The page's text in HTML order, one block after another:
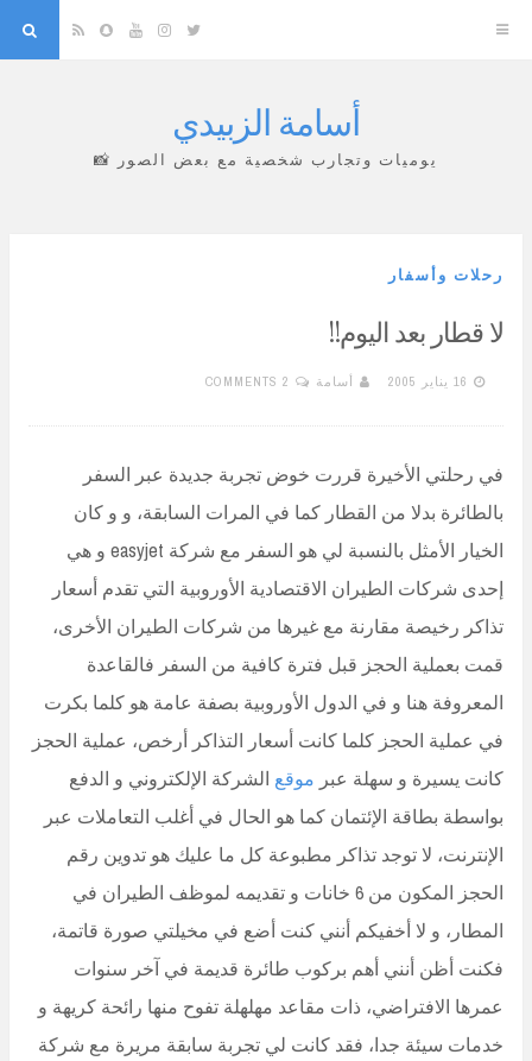
Twitter
Instagram
YouTube
Snapchat
RSS
أسامة الزبيدي
يوميات وتجارب شخصية مع بعض الصور 📸
رحلات وأسفار
لا قطار بعد اليوم!!
16 يناير 2005 أسامة 2 COMMENTS
في رحلتي الأخيرة قررت خوض تجربة جديدة عبر السفر
بالطائرة بدلا من القطار كما في المرات السابقة، و و كان
الخيار الأمثل بالنسبة لي هو السفر مع شركة easyjet و هي
إحدى شركات الطيران الاقتصادية الأوروبية التي تقدم أسعار
تذاكر رخيصة مقارنة مع غيرها من شركات الطيران الأخرى،
قمت بعملية الحجز قبل فترة كافية من السفر فالقاعدة
المعروفة هنا و في الدول الأوروبية بصفة عامة هو كلما بكرت
في عملية الحجز كلما كانت أسعار التذاكر أرخص، عملية الحجز
كانت يسيرة و سهلة عبر موقع الشركة الإلكتروني و الدفع
بواسطة بطاقة الإئتمان كما هو الحال في أغلب التعاملات عبر
الإنترنت، لا توجد تذاكر مطبوعة كل ما عليك هو تدوين رقم
الحجز المكون من 6 خانات و تقديمه لموظف الطيران في
المطار، و لا أخفيكم أنني كنت أضع في مخيلتي صورة قاتمة،
فكنت أظن أنني أهم بركوب طائرة قديمة في آخر سنوات
عمرها الافتراضي، ذات مقاعد مهلهلة تفوح منها رائحة كريهة و
خدمات سيئة جدا، فقد كانت لي تجربة سابقة مريرة مع شركة